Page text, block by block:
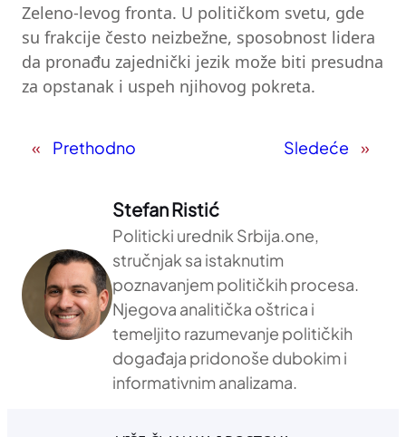
Zeleno-levog fronta. U političkom svetu, gde
su frakcije često neizbežne, sposobnost lidera
da pronađu zajednički jezik može biti presudna
za opstanak i uspeh njihovog pokreta.
« Prethodno Sledeće »
Stefan Ristić
Politicki urednik Srbija.one,
stručnjak sa istaknutim
poznavanjem političkih procesa.
Njegova analitička oštrica i
temeljito razumevanje političkih
događaja pridonoše dubokim i
informativnim analizama.